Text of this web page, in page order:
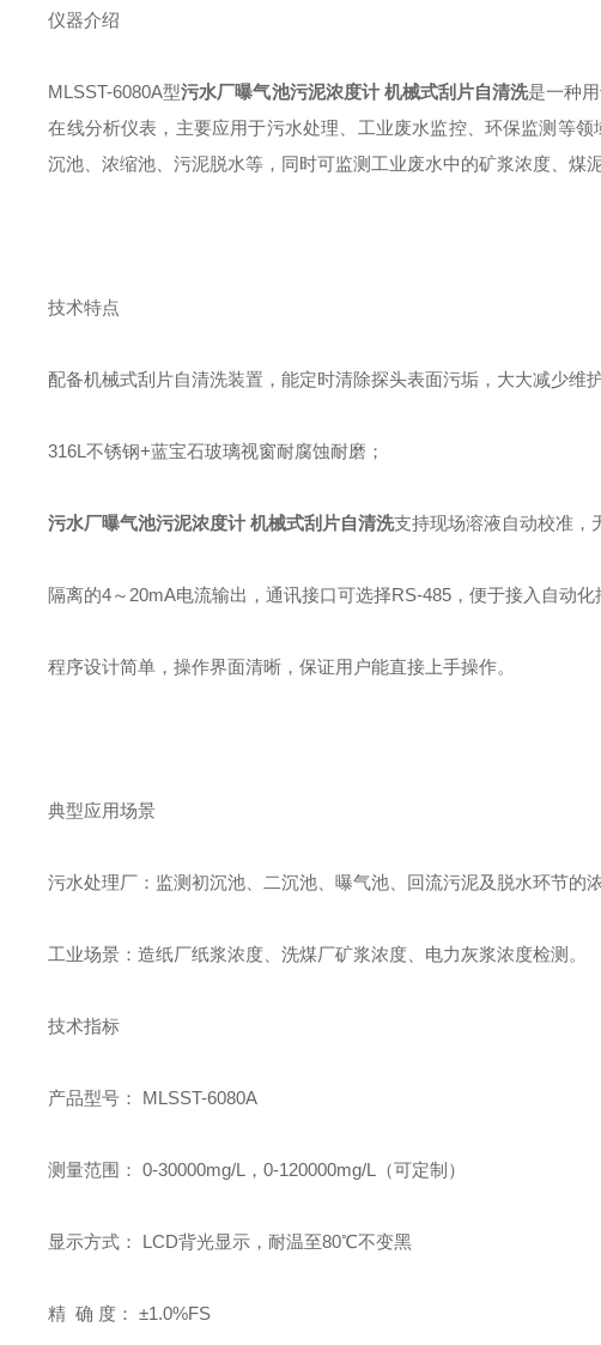
仪器介绍
MLSST-6080A型污水厂曝气池污泥浓度计 机械式刮片自清洗是一种
在线分析仪表，主要应用于污水处理、工业废水监控、环保监测等
沉池、浓缩池、污泥脱水等，同时可监测工业废水中的矿浆浓度、煤
技术特点
配备机械式刮片自清洗装置，能定时清除探头表面污垢，大大减少维
316L不锈钢+蓝宝石玻璃视窗耐腐蚀耐磨；
污水厂曝气池污泥浓度计 机械式刮片自清洗支持现场溶液自动校准，
隔离的4～20mA电流输出，通讯接口可选择RS-485，便于接入自动化
程序设计简单，操作界面清晰，保证用户能直接上手操作。
典型应用场景
污水处理厂：监测初沉池、二沉池、曝气池、回流污泥及脱水环节的浓
工业场景：造纸厂纸浆浓度、洗煤厂矿浆浓度、电力灰浆浓度检测。
技术指标
产品型号： MLSST-6080A
测量范围： 0-30000mg/L，0-120000mg/L（可定制）
显示方式： LCD背光显示，耐温至80℃不变黑
精 确 度： ±1.0%FS